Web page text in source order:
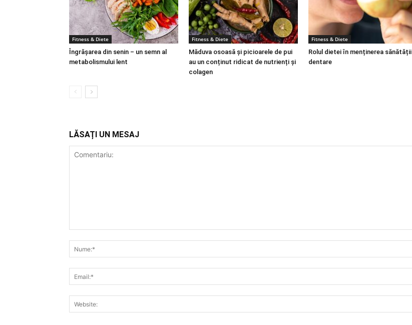
Fitness & Diete
Îngrășarea din senin – un semn al
metabolismului lent
Fitness & Diete
Măduva osoasă și picioarele de pui
au un conținut ridicat de nutrienți și
colagen
Fitness & Diete
Rolul dietei în menținerea sănătății
dentare
LĂSAȚI UN MESAJ